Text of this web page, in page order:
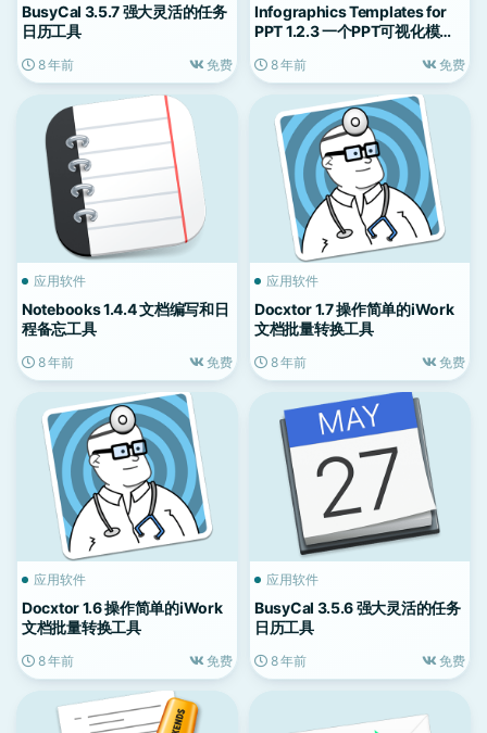
BusyCal 3.5.7 强大灵活的任务
日历工具
8 年前 免费
Infographics Templates for
PPT 1.2.3 一个PPT可视化模板
8 年前 免费
应用软件
Notebooks 1.4.4 文档编写和日
程备忘工具
8 年前 免费
应用软件
Docxtor 1.7 操作简单的iWork
文档批量转换工具
8 年前 免费
应用软件
Docxtor 1.6 操作简单的iWork
文档批量转换工具
8 年前 免费
应用软件
BusyCal 3.5.6 强大灵活的任务
日历工具
8 年前 免费